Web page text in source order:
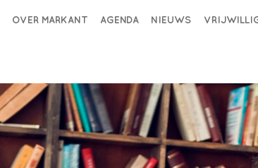
OVER MARKANT AGENDA NIEUWS